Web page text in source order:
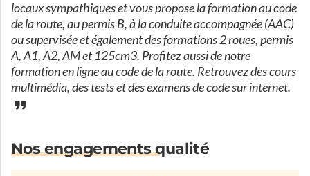
locaux sympathiques et vous propose la formation au code
de la route, au permis B, à la conduite accompagnée (AAC)
ou supervisée et également des formations 2 roues, permis
A, A1, A2, AM et 125cm3. Profitez aussi de notre
formation en ligne au code de la route. Retrouvez des cours
multimédia, des tests et des examens de code sur internet.
Nos engagements qualité